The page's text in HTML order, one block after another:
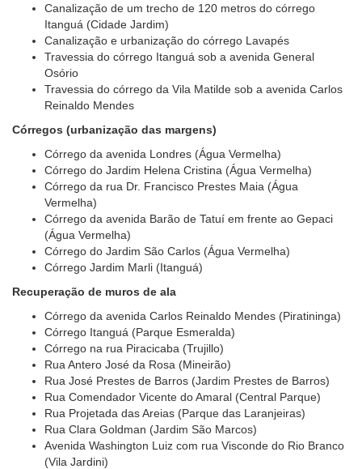
Canalização de um trecho de 120 metros do córrego
Itanguá (Cidade Jardim)
Canalização e urbanização do córrego Lavapés
Travessia do córrego Itanguá sob a avenida General
Osório
Travessia do córrego da Vila Matilde sob a avenida Carlos
Reinaldo Mendes
Córregos (urbanização das margens)
Córrego da avenida Londres (Água Vermelha)
Córrego do Jardim Helena Cristina (Água Vermelha)
Córrego da rua Dr. Francisco Prestes Maia (Água
Vermelha)
Córrego da avenida Barão de Tatuí em frente ao Gepaci
(Água Vermelha)
Córrego do Jardim São Carlos (Água Vermelha)
Córrego Jardim Marli (Itanguá)
Recuperação de muros de ala
Córrego da avenida Carlos Reinaldo Mendes (Piratininga)
Córrego Itanguá (Parque Esmeralda)
Córrego na rua Piracicaba (Trujillo)
Rua Antero José da Rosa (Mineirão)
Rua José Prestes de Barros (Jardim Prestes de Barros)
Rua Comendador Vicente do Amaral (Central Parque)
Rua Projetada das Areias (Parque das Laranjeiras)
Rua Clara Goldman (Jardim São Marcos)
Avenida Washington Luiz com rua Visconde do Rio Branco
(Vila Jardini)